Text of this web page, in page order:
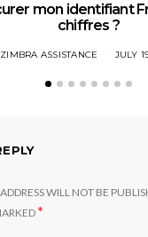
mon identifiant
chiffres ?
ZIMBRA ASSISTANCE JULY
WILL NOT BE
*